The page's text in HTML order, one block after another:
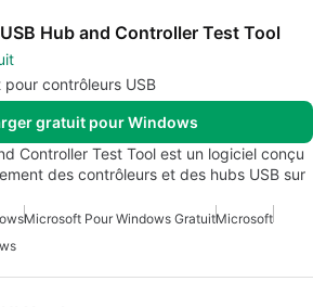
Hub and Controller Test Tool
contrôleurs USB
gratuit pour Windows
Controller Test Tool est un logiciel conçu
des contrôleurs et des hubs USB sur
Microsoft Pour Windows GratuitMicrosoft